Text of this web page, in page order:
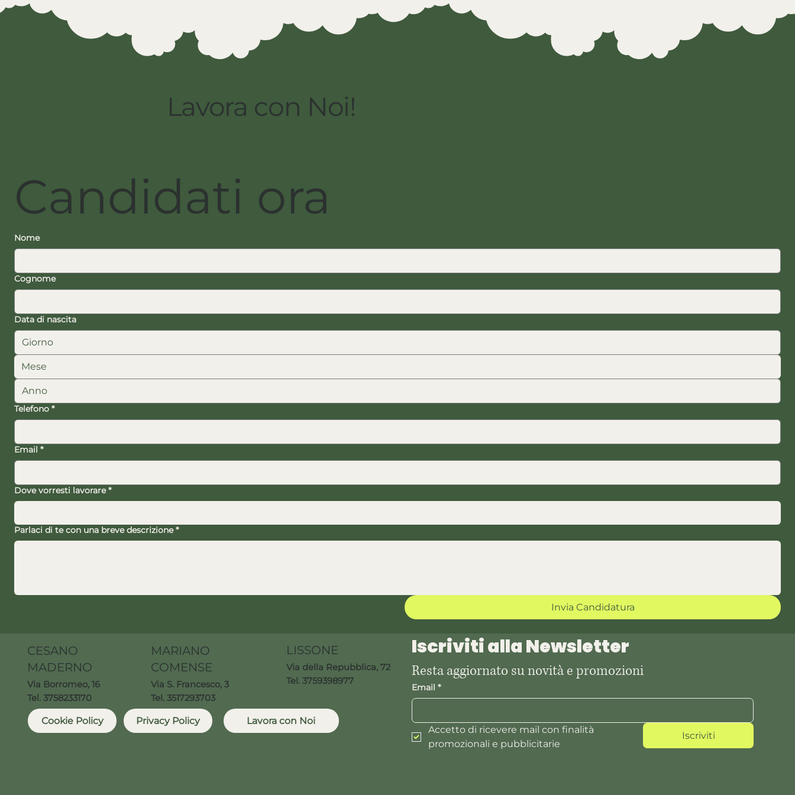
Lavora con Noi!
Candidati ora
Nome
Cognome
Data di nascita
Mese
Telefono *
Email *
Dove vorresti lavorare *
Parlaci di te con una breve descrizione *
Invia Candidatura
CESANO
MADERNO
Via Borromeo, 16
Tel. 3758233170
MARIANO
COMENSE
Via S. Francesco, 3
Tel. 3517293703
LISSONE
Via della Repubblica, 72
Tel. 3759398977
Cookie Policy Privacy Policy Lavora con Noi
Iscriviti alla Newsletter
Resta aggiornato su novità e promozioni
Email *
Accetto di ricevere mail con finalità
promozionali e pubblicitarie
Iscriviti